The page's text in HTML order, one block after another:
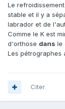
Le
stable et il y a
labrador et de
Comme le K est
d'orthose dans le
Les pétrographes
Citer